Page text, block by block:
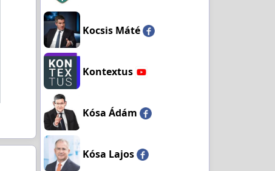
Kocsis Máté
Kontextus
Kósa Ádám
Kósa Lajos